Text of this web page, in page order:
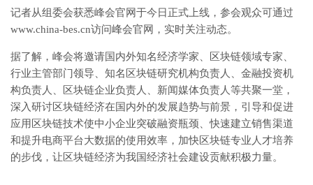
记者从组委会获悉峰会官网于今日正式上线，参会观众可通过
www.china-bes.cn访问峰会官网，实时关注动态。
据了解，峰会将邀请国内外知名经济学家、区块链领域专家、
行业主管部门领导、知名区块链研究机构负责人、金融投资机
构负责人、区块链企业负责人、新闻媒体负责人等共聚一堂，
深入研讨区块链经济在国内外的发展趋势与前景，引导和促进
应用区块链技术使中小企业突破融资瓶颈、快速建立销售渠道
和提升电商平台大数据的使用效率，加快区块链专业人才培养
的步伐，让区块链经济为我国经济社会建设贡献积极力量。